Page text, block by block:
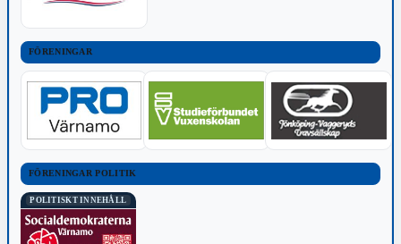
FÖRENINGAR
FÖRENINGAR POLITIK
POLITISKT INNEHÅLL